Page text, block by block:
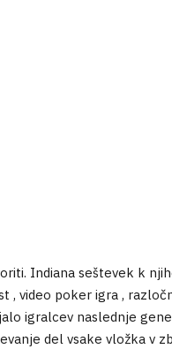
Indiana seštevek k
, video poker igra ,
igralcev naslednje
del vsake vložka v